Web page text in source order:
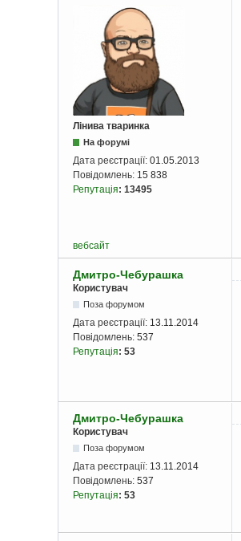
Лінива тваринка
На форумі
Дата реєстрації: 01.05.2013
Повідомлень: 15 838
Репутація: 13495
вебсайт
Дмитро-Чебурашка
Користувач
Поза форумом
Дата реєстрації: 13.11.2014
Повідомлень: 537
Репутація: 53
Дмитро-Чебурашка
Користувач
Поза форумом
Дата реєстрації: 13.11.2014
Повідомлень: 537
Репутація: 53